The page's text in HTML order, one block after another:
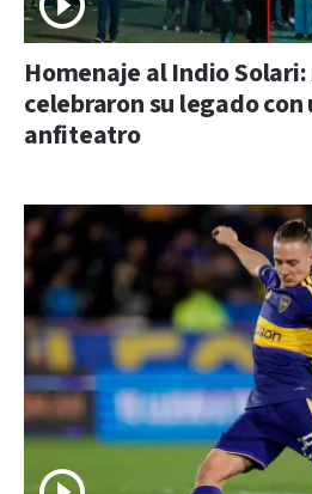
Homenaje al Indio
celebraron su legado
anfiteatro